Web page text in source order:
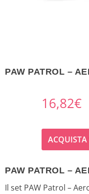
PAW PATROL –
16,82€
PAW PATROL –
Il set PAW Patrol –